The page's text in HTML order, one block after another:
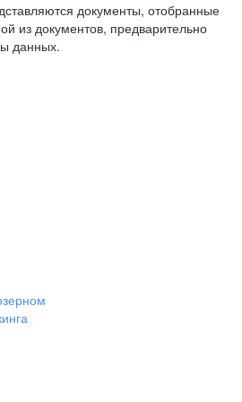
документы, отобранные
из документов, предварительно
данных.